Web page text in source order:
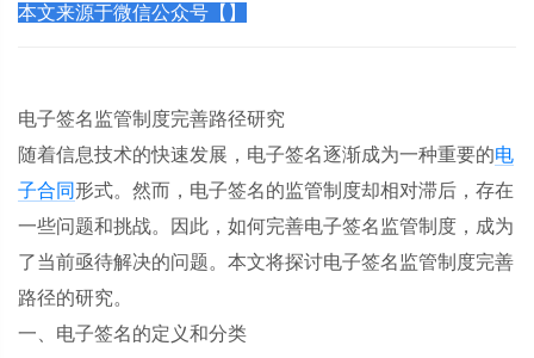
本文来源于微信公众号【】
电子签名监管制度完善路径研究
随着信息技术的快速发展，电子签名逐渐成为一种重要的电
子合同 形式。然而，电子签名的监管制度却相对滞后，存在
一些问题和挑战。因此，如何完善电子签名监管制度，成为
了当前亟待解决的问题。本文将探讨电子签名监管制度完善
路径的研究。
一、电子签名的定义和分类